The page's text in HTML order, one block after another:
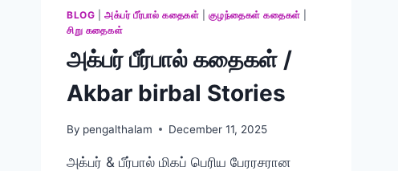
BLOG |அக்பர் பீர்பால் கதைகள் |குழந்தைகள் கதைகள்
சிறு கதைகள்
அக்பர் பீர்பால் கதைகள் /
Akbar birbal Stories
By pengalthalam December 11, 2025
அக்பர் & பீர்பால் மிகப் பெரிய பேரரசரான